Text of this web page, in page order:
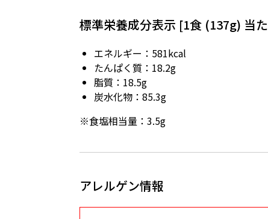
標準栄養成分表示 [1食 (137g) 当
エネルギー：581kcal
たんぱく質：18.2g
脂質：18.5g
炭水化物：85.3g
※食塩相当量：3.5g
アレルゲン情報